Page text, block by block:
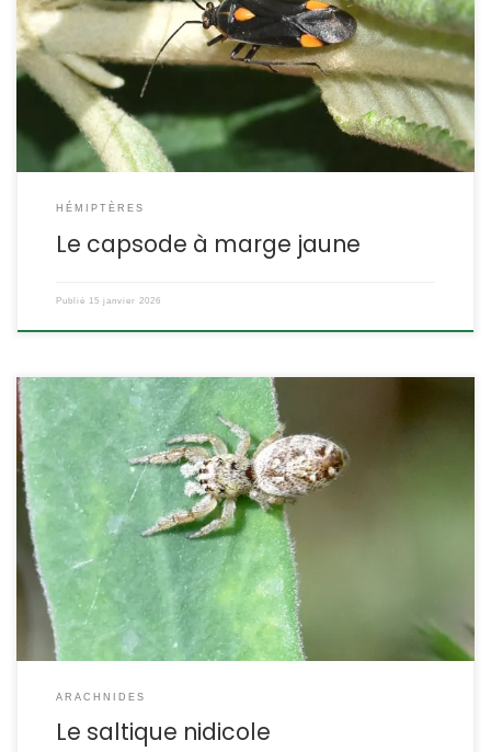
l’Europe de l’Ouest. Son identification nécessite une certaine
prudence en raison de plusieurs espèces très proches. Capsodes
flavomarginatus, Donovan,1798. POSITION SYSTÉMATIQUE : Insecte,
Hémiptère, Hétéroptère Famille des Miridae, sous-famille des
Mirinae. ETYMOLOGIE : Le nom […]
HÉMIPTÈRES
Le capsode à marge jaune
Publié 15 janvier 2026
Ce saltique est une espèce originaire d’Afrique du nord et du sud
de l’Europe mais en expansion notoire en Europe, probablement
grâce à des introductions liées à l’importation de pins. Macaroeris
nidicolens Walckenaer,1802. POSITION SYSTÉMATIQUE : Arthropode,
Arachnide, Araneae Famille des Salticidae, sous-famille des
Dendryphantinae. ETYMOLOGIE : DESCRIPTION : Taille : les
femelles mesurent entre […]
ARACHNIDES
Le saltique nidicole